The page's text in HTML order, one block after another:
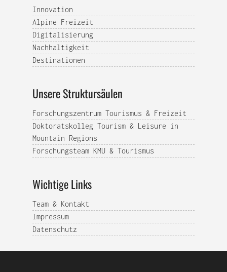
Innovation
Alpine Freizeit
Digitalisierung
Nachhaltigkeit
Destinationen
Unsere Struktursäulen
Forschungszentrum Tourismus & Freizeit
Doktoratskolleg Tourism & Leisure in
Mountain Regions
Forschungsteam KMU & Tourismus
Wichtige Links
Team & Kontakt
Impressum
Datenschutz